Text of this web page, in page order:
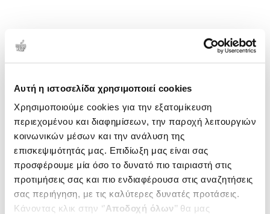
Αυτή η ιστοσελίδα χρησιμοποιεί cookies
Χρησιμοποιούμε cookies για την εξατομίκευση
περιεχομένου και διαφημίσεων, την παροχή λειτουργιών
κοινωνικών μέσων και την ανάλυση της
επισκεψιμότητάς μας. Επιδίωξη μας είναι σας
προσφέρουμε μία όσο το δυνατό πιο ταιριαστή στις
προτιμήσεις σας και πιο ενδιαφέρουσα στις αναζητήσεις
σας περιήγηση, με τις καλύτερες δυνατές προτάσεις.
Κάνοντας κλικ στην ‘’Αποδοχή όλων’’ θα μας